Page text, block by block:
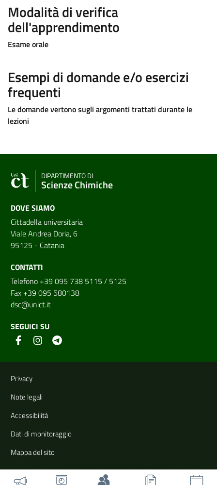
Modalità di verifica
dell'apprendimento
Esame orale
Esempi di domande e/o esercizi
frequenti
Le domande vertono sugli argomenti trattati durante le
lezioni
DIPARTIMENTO DI
Scienze Chimiche
DOVE SIAMO
Cittadella universitaria
Viale Andrea Doria, 6
95125 - Catania
CONTATTI
Telefono +39 095 738 5115 / 5125
Fax +39 095 580138
dsc@unict.it
SEGUICI SU
Link e informazioni utili
Privacy
Note legali
Accessibilità
Dati di monitoraggio
Mappa del sito